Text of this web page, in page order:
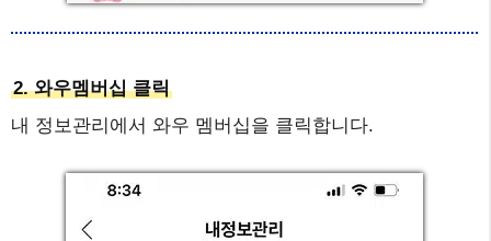
2. 와우멤버십 클릭
내 정보관리에서 와우 멤버십을 클릭합니다.